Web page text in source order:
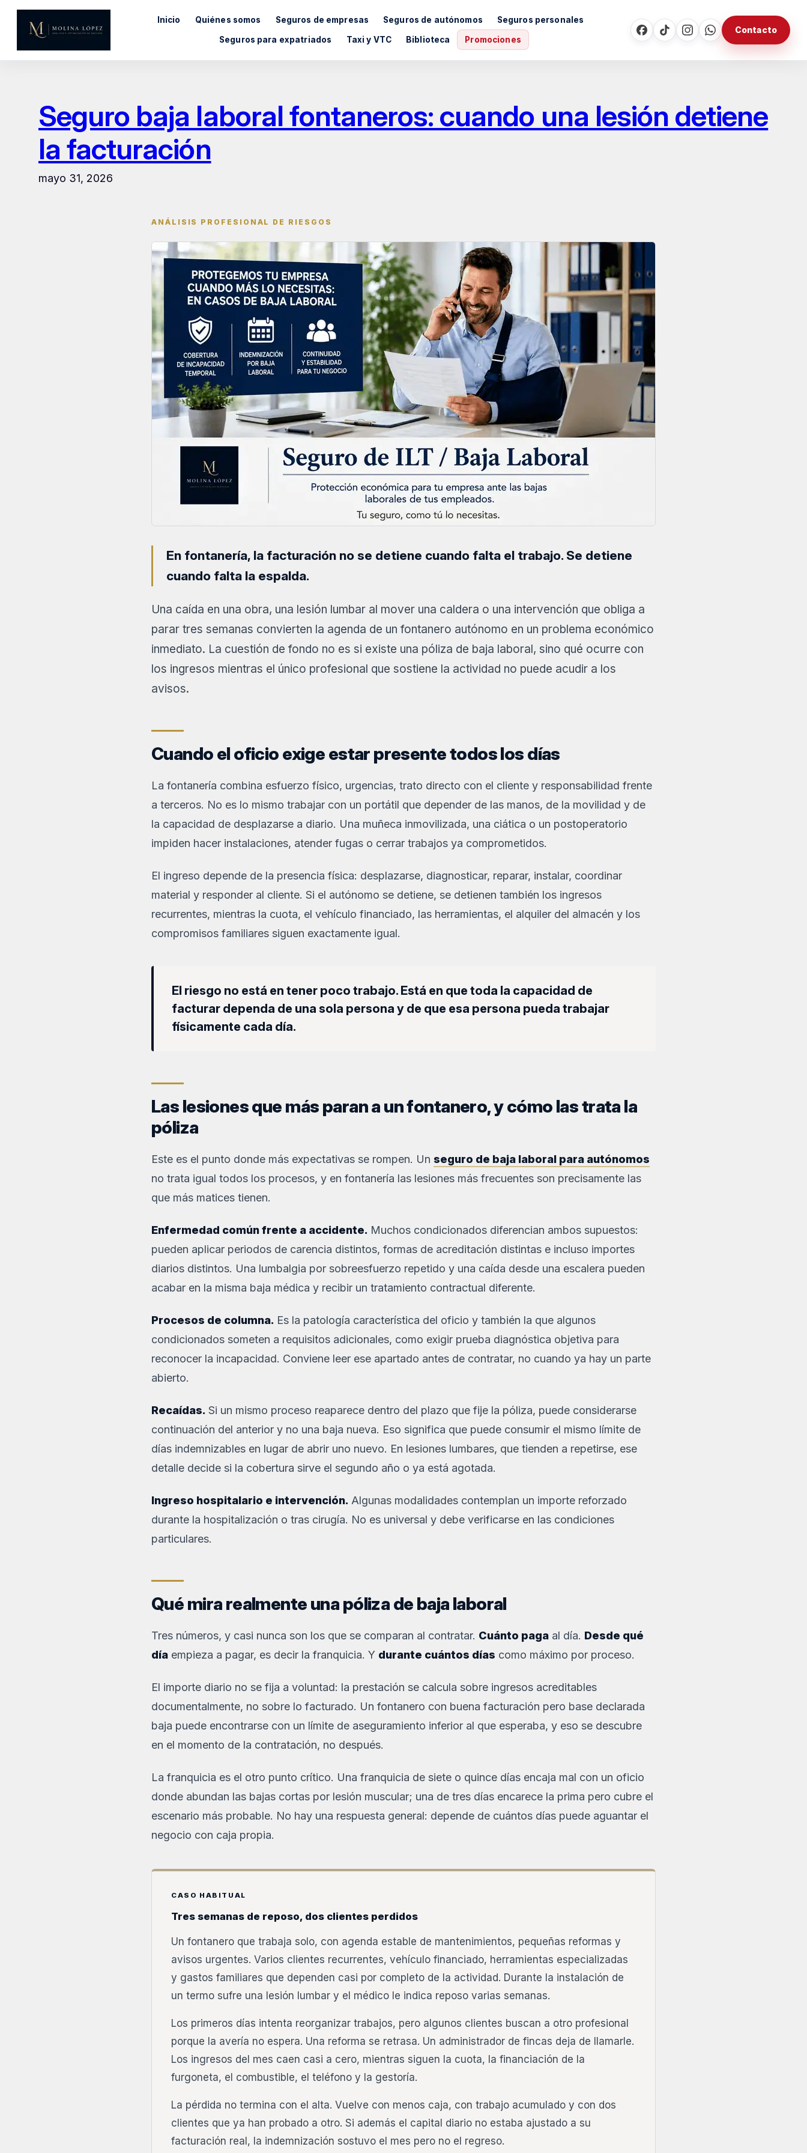
Saltar
contenido
Inicio Quiénes somos Seguros de empresas Seguros de autónomos Seguros personales
Seguros para expatriados Taxi y VTC Biblioteca Promociones
Contacto
Seguro baja laboral fontaneros: cuando una lesión detiene
la facturación
mayo 31, 2026
ANÁLISIS PROFESIONAL DE RIESGOS
En fontanería, la facturación no se detiene cuando falta el trabajo. Se detiene
cuando falta la espalda.
Una caída en una obra, una lesión lumbar al mover una caldera o una intervención que obliga a
parar tres semanas convierten la agenda de un fontanero autónomo en un problema económico
inmediato. La cuestión de fondo no es si existe una póliza de baja laboral, sino qué ocurre con
los ingresos mientras el único profesional que sostiene la actividad no puede acudir a los
avisos.
Cuando el oficio exige estar presente todos los días
La fontanería combina esfuerzo físico, urgencias, trato directo con el cliente y responsabilidad frente
a terceros. No es lo mismo trabajar con un portátil que depender de las manos, de la movilidad y de
la capacidad de desplazarse a diario. Una muñeca inmovilizada, una ciática o un postoperatorio
impiden hacer instalaciones, atender fugas o cerrar trabajos ya comprometidos.
El ingreso depende de la presencia física: desplazarse, diagnosticar, reparar, instalar, coordinar
material y responder al cliente. Si el autónomo se detiene, se detienen también los ingresos
recurrentes, mientras la cuota, el vehículo financiado, las herramientas, el alquiler del almacén y los
compromisos familiares siguen exactamente igual.
El riesgo no está en tener poco trabajo. Está en que toda la capacidad de
facturar dependa de una sola persona y de que esa persona pueda trabajar
físicamente cada día.
Las lesiones que más paran a un fontanero, y cómo las trata la
póliza
Este es el punto donde más expectativas se rompen. Un seguro de baja laboral para autónomos
no trata igual todos los procesos, y en fontanería las lesiones más frecuentes son precisamente las
que más matices tienen.
Enfermedad común frente a accidente. Muchos condicionados diferencian ambos supuestos:
pueden aplicar periodos de carencia distintos, formas de acreditación distintas e incluso importes
diarios distintos. Una lumbalgia por sobreesfuerzo repetido y una caída desde una escalera pueden
acabar en la misma baja médica y recibir un tratamiento contractual diferente.
Procesos de columna. Es la patología característica del oficio y también la que algunos
condicionados someten a requisitos adicionales, como exigir prueba diagnóstica objetiva para
reconocer la incapacidad. Conviene leer ese apartado antes de contratar, no cuando ya hay un parte
abierto.
Recaídas. Si un mismo proceso reaparece dentro del plazo que fije la póliza, puede considerarse
continuación del anterior y no una baja nueva. Eso significa que puede consumir el mismo límite de
días indemnizables en lugar de abrir uno nuevo. En lesiones lumbares, que tienden a repetirse, ese
detalle decide si la cobertura sirve el segundo año o ya está agotada.
Ingreso hospitalario e intervención. Algunas modalidades contemplan un importe reforzado
durante la hospitalización o tras cirugía. No es universal y debe verificarse en las condiciones
particulares.
Qué mira realmente una póliza de baja laboral
Tres números, y casi nunca son los que se comparan al contratar. Cuánto paga al día. Desde qué
día empieza a pagar, es decir la franquicia. Y durante cuántos días como máximo por proceso.
El importe diario no se fija a voluntad: la prestación se calcula sobre ingresos acreditables
documentalmente, no sobre lo facturado. Un fontanero con buena facturación pero base declarada
baja puede encontrarse con un límite de aseguramiento inferior al que esperaba, y eso se descubre
en el momento de la contratación, no después.
La franquicia es el otro punto crítico. Una franquicia de siete o quince días encaja mal con un oficio
donde abundan las bajas cortas por lesión muscular; una de tres días encarece la prima pero cubre el
escenario más probable. No hay una respuesta general: depende de cuántos días puede aguantar el
negocio con caja propia.
CASO HABITUAL
Tres semanas de reposo, dos clientes perdidos
Un fontanero que trabaja solo, con agenda estable de mantenimientos, pequeñas reformas y
avisos urgentes. Varios clientes recurrentes, vehículo financiado, herramientas especializadas
y gastos familiares que dependen casi por completo de la actividad. Durante la instalación de
un termo sufre una lesión lumbar y el médico le indica reposo varias semanas.
Los primeros días intenta reorganizar trabajos, pero algunos clientes buscan a otro profesional
porque la avería no espera. Una reforma se retrasa. Un administrador de fincas deja de llamarle.
Los ingresos del mes caen casi a cero, mientras siguen la cuota, la financiación de la
furgoneta, el combustible, el teléfono y la gestoría.
La pérdida no termina con el alta. Vuelve con menos caja, con trabajo acumulado y con dos
clientes que ya han probado a otro. Si además el capital diario no estaba ajustado a su
facturación real, la indemnización sostuvo el mes pero no el regreso.